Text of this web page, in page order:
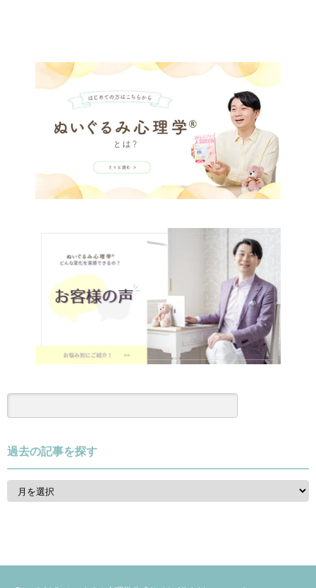
過去の記事を探す